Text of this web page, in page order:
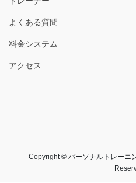
よくある質問
料金システム
アクセス
Copyright © パーソナルトレーニ